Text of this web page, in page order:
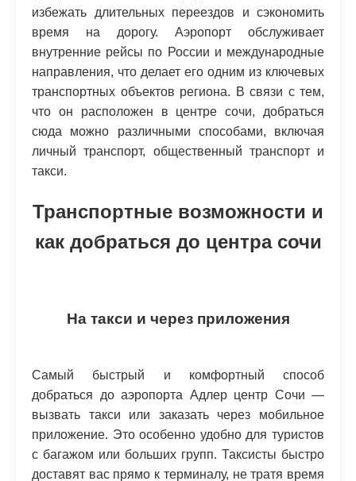
избежать длительных переездов и сэкономить
время на дорогу. Аэропорт обслуживает
внутренние рейсы по России и международные
направления, что делает его одним из ключевых
транспортных объектов региона. В связи с тем,
что он расположен в центре сочи, добраться
сюда можно различными способами, включая
личный транспорт, общественный транспорт и
такси.
Транспортные возможности и
как добраться до центра сочи
На такси и через приложения
Самый быстрый и комфортный способ
добраться до аэропорта Адлер центр Сочи —
вызвать такси или заказать через мобильное
приложение. Это особенно удобно для туристов
с багажом или больших групп. Таксисты быстро
доставят вас прямо к терминалу, не тратя время